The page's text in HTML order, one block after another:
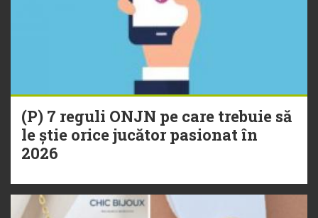
(P) 7 reguli ONJN pe care trebuie să
le știe orice jucător pasionat în
2026